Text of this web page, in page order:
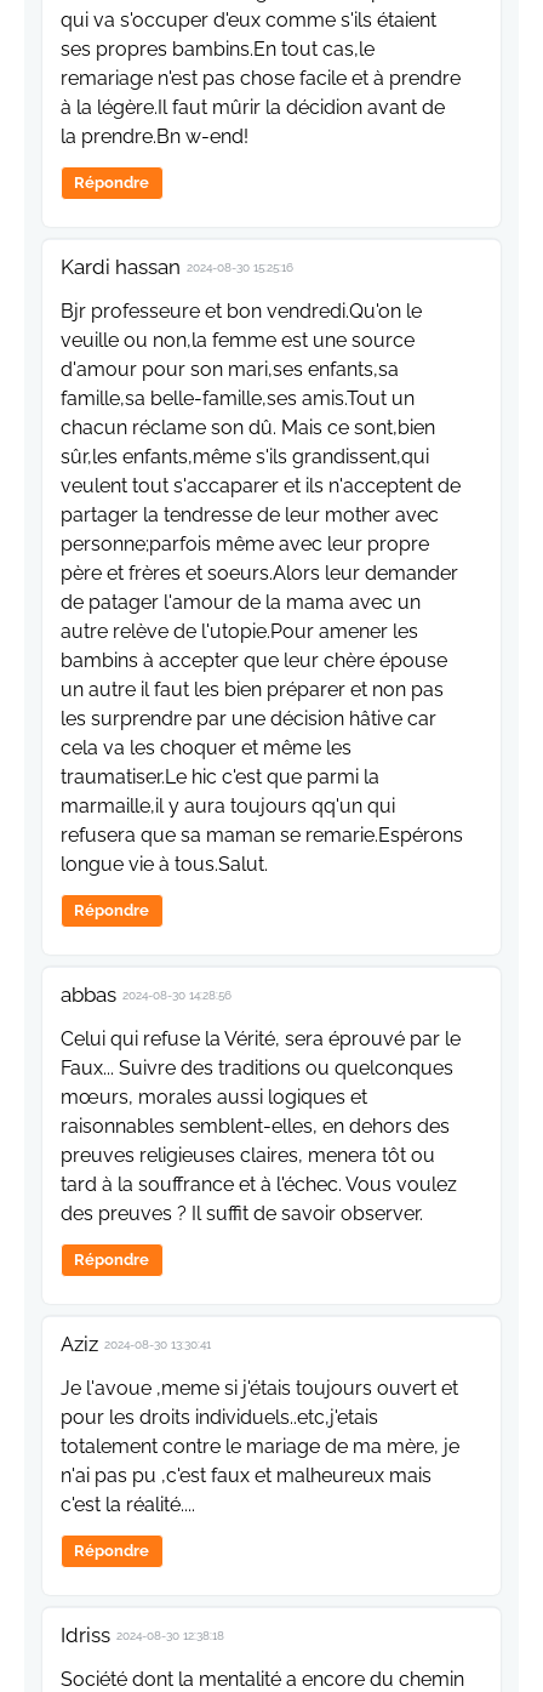
qui va s'occuper d'eux comme s'ils étaient
ses propres bambins.En tout cas,le
remariage n'est pas chose facile et à prendre
à la légère.Il faut mûrir la décidion avant de
la prendre.Bn w-end!
Répondre
Kardi hassan 2024-08-30 15:25:16
Bjr professeure et bon vendredi.Qu'on le
veuille ou non,la femme est une source
d'amour pour son mari,ses enfants,sa
famille,sa belle-famille,ses amis.Tout un
chacun réclame son dû. Mais ce sont,bien
sûr,les enfants,même s'ils grandissent,qui
veulent tout s'accaparer et ils n'acceptent de
partager la tendresse de leur mother avec
personne;parfois même avec leur propre
père et frères et soeurs.Alors leur demander
de patager l'amour de la mama avec un
autre relève de l'utopie.Pour amener les
bambins à accepter que leur chère épouse
un autre il faut les bien préparer et non pas
les surprendre par une décision hâtive car
cela va les choquer et même les
traumatiser.Le hic c'est que parmi la
marmaille,il y aura toujours qq'un qui
refusera que sa maman se remarie.Espérons
longue vie à tous.Salut.
Répondre
abbas 2024-08-30 14:28:56
Celui qui refuse la Vérité, sera éprouvé par le
Faux... Suivre des traditions ou quelconques
mœurs, morales aussi logiques et
raisonnables semblent-elles, en dehors des
preuves religieuses claires, menera tôt ou
tard à la souffrance et à l'échec. Vous voulez
des preuves ? Il suffit de savoir observer.
Répondre
Aziz 2024-08-30 13:30:41
Je l'avoue ,meme si j'étais toujours ouvert et
pour les droits individuels..etc,j'etais
totalement contre le mariage de ma mère, je
n'ai pas pu ,c'est faux et malheureux mais
c'est la réalité....
Répondre
Idriss 2024-08-30 12:38:18
Société dont la mentalité a encore du chemin